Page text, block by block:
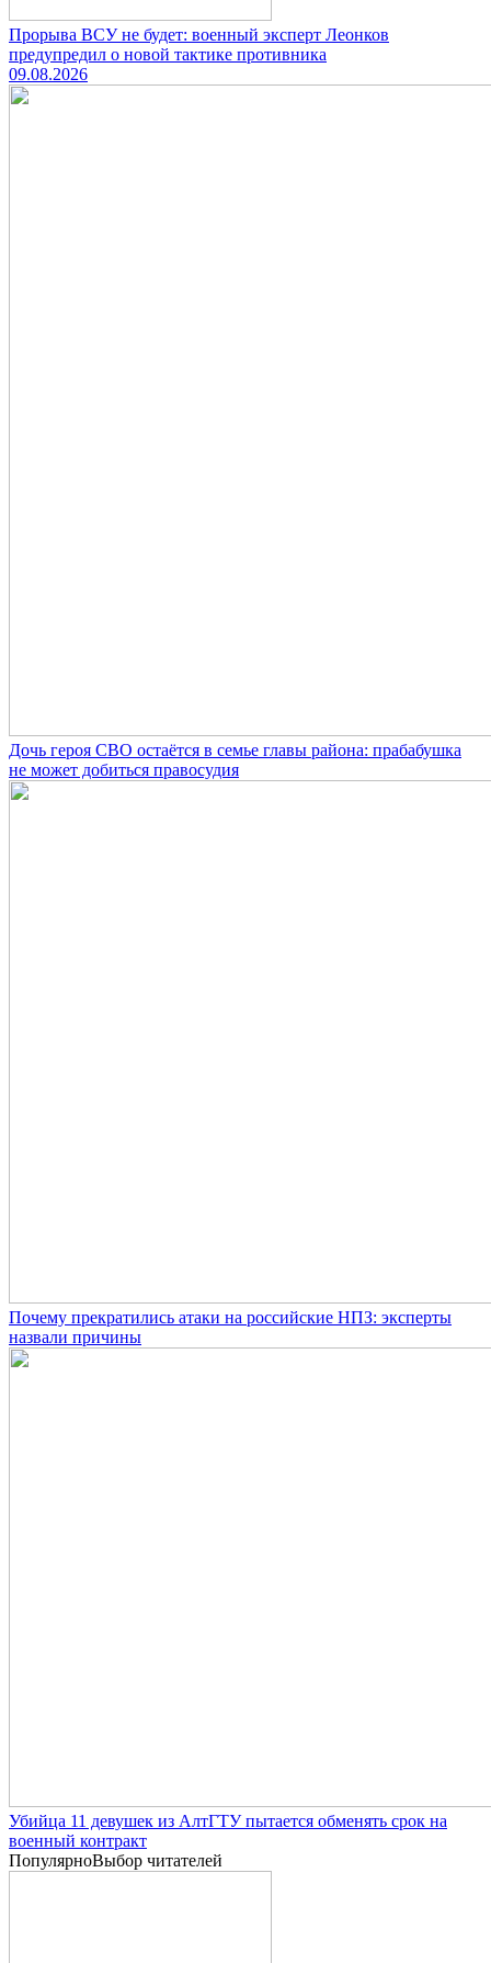
Прорыва ВСУ не будет: военный эксперт Леонков
предупредил о новой тактике противника
09.08.2026
Дочь героя СВО остаётся в семье главы района: прабабушка
не может добиться правосудия
Почему прекратились атаки на российские НПЗ: эксперты
назвали причины
Убийца 11 девушек из АлтГТУ пытается обменять срок на
военный контракт
ПопулярноВыбор читателей